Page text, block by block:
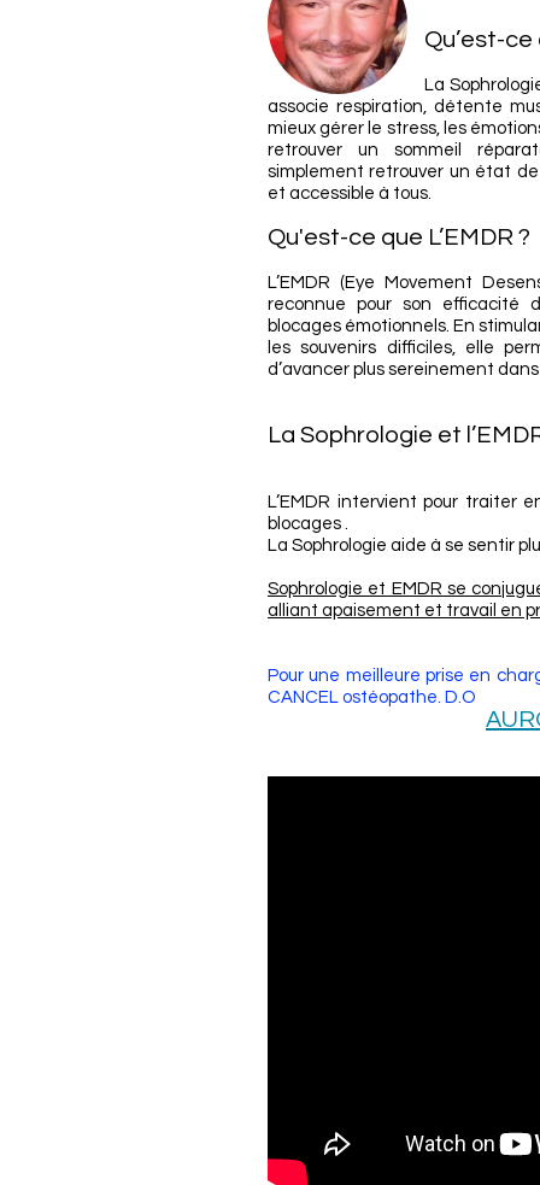
Qu’est-
La
associe respiration, détente
mieux gérer le stress, les
retrouver un sommeil
simplement retrouver un état
et accessible à tous.
Qu'est-ce que L’EMDR ?
L’EMDR (Eye Movement
reconnue pour son efficacité
blocages émotionnels. En
les souvenirs difficiles, elle
d’avancer plus sereinement dans
La Sophrologie et
L’EMDR intervient pour traiter
blocages .
La Sophrologie aide à se sentir
Sophrologie et EMDR se
alliant apaisement et travail en
Pour une meilleure prise en
CANCEL ostéopathe. D.O